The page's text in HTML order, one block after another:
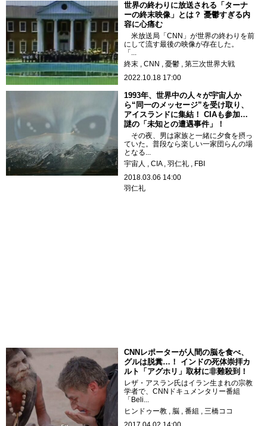
世界の終わりに放送される「ターナ
ーの終末映像」とは？ 憂鬱すぎる内
容に心痛む
米放送局「CNN」が世界の終わりを前
にして流す最後の映像が存在した。
「...
終末
CNN 憂鬱
第三次世界大戦
2022.10.18 17:00
1993年、世界中の人々が宇宙人か
ら“同一のメッセージ”を受け取り、
アイスランドに集結！ CIAも参加…
謎の「未知との遭遇事件」！
その夜、男は家族と一緒に夕食を摂っ
ていた。普段なら楽しい一家団らんの場
となる...
宇宙人
CIA 羽仁礼
FBI
2018.03.06 14:00
羽仁礼
CNNレポーターが人間の脳を食べ、
グルは脱糞…！ インドの死体崇拝カ
ルト「アグホリ」取材に非難殺到！
レザ・アスラン氏はイラン生まれの宗教
学者で、CNNドキュメンタリー番組
「Beli...
ヒンドゥー教
脳 番組
三橋ココ